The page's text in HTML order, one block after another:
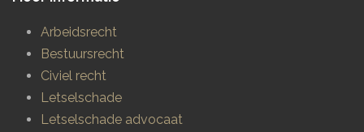
Arbeidsrecht
Bestuursrecht
Civiel recht
Letselschade
Letselschade advocaat